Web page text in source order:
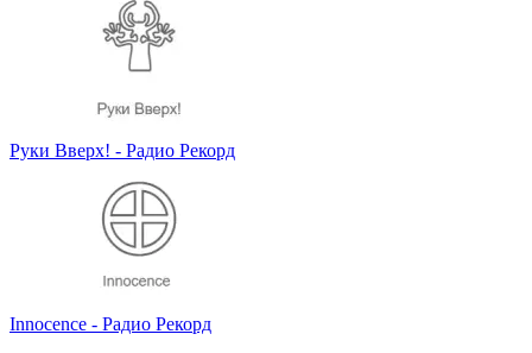
Руки Вверх! - Радио Рекорд
Innocence - Радио Рекорд